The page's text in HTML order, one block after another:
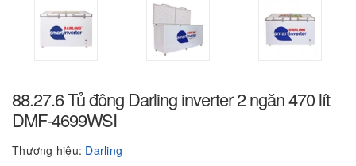
88.27.6 Tủ đông Darling inverter 2 ngăn 470 lít
DMF-4699WSI
Thương hiệu: Darling